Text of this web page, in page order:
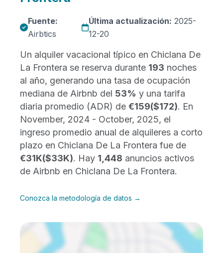
Fuente:
Airbtics
Última actualización: 2025-
12-20
Un alquiler vacacional típico en Chiclana De
La Frontera se reserva durante 193 noches
al año, generando una tasa de ocupación
mediana de Airbnb del 53% y una tarifa
diaria promedio (ADR) de €159($172). En
November, 2024 - October, 2025, el
ingreso promedio anual de alquileres a corto
plazo en Chiclana De La Frontera fue de
€31K($33K). Hay 1,448 anuncios activos
de Airbnb en Chiclana De La Frontera.
Conozca la metodología de datos →